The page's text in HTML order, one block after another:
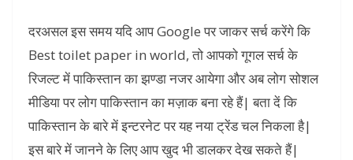
दरअसल इस समय यदि आप Google पर जाकर सर्च करेंगे कि
Best toilet paper in world, तो आपको गूगल सर्च के
रिजल्ट में पाकिस्तान का झण्डा नजर आयेगा और अब लोग सोशल
मीडिया पर लोग पाकिस्तान का मज़ाक बना रहे हैं| बता दें कि
पाकिस्तान के बारे में इन्टरनेट पर यह नया ट्रेंड चल निकला है|
इस बारे में जानने के लिए आप खुद भी डालकर देख सकते हैं|